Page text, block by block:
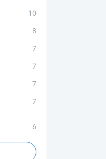
10
8
7
7
7
7
6